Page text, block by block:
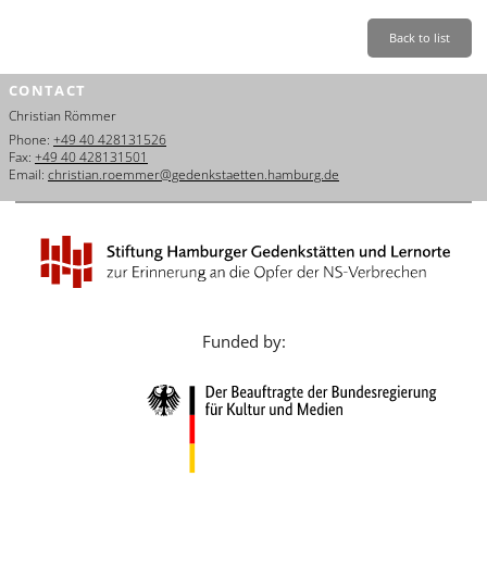
Nederlands
Türkçe
Back to list
CONTACT
Christian Römmer
Phone: +49 40 428131526
Fax: +49 40 428131501
Email: christian.roemmer@gedenkstaetten.hamburg.de
Funded by: